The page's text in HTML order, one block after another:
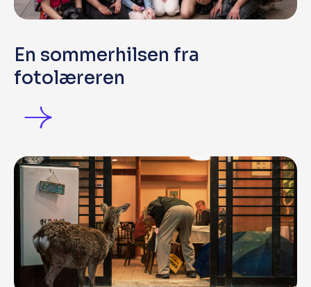
En sommerhilsen fra
fotolæreren